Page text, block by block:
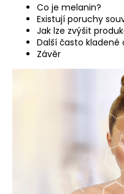
Co je melanin?
Existují poruchy
Jak lze zvýšit
Další často kladené
Závěr
u